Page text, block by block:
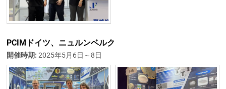
PCIMドイツ、ニュルンベルク
開催時期:2025年5月6日～8日